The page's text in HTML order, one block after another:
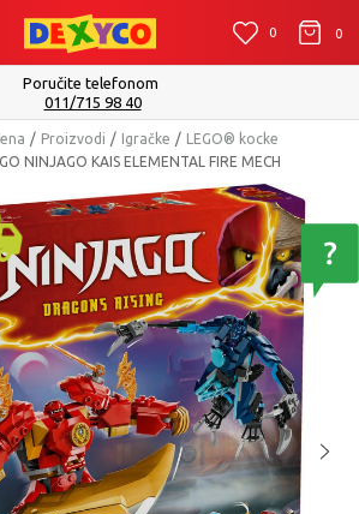
0 0 0
Isporuku možete očekivati u
Proizvodi Igračke
LEGO® kocke
NINJAGO KAIS ELEMENTAL FIRE MECH